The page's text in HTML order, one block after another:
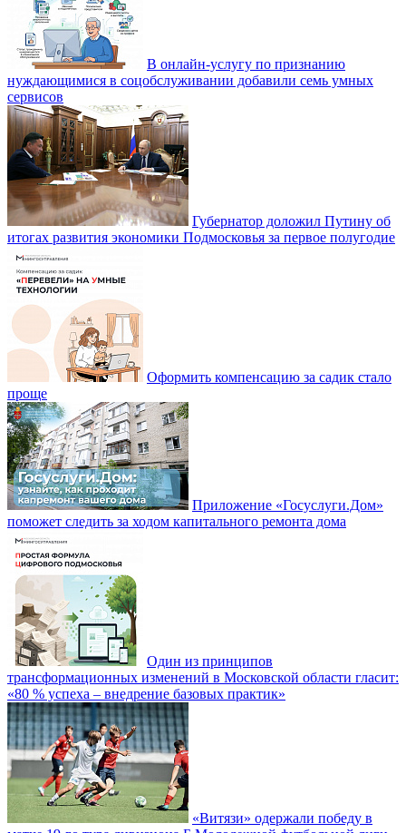
В онлайн-услугу по признанию
нуждающимися в соцобслуживании добавили семь умных
сервисов
Губернатор доложил Путину об
итогах развития экономики Подмосковья за первое полугодие
Оформить компенсацию за садик стало
проще
Приложение «Госуслуги.Дом»
поможет следить за ходом капитального ремонта дома
Один из принципов
трансформационных изменений в Московской области гласит:
«80 % успеха – внедрение базовых практик»
«Витязи» одержали победу в